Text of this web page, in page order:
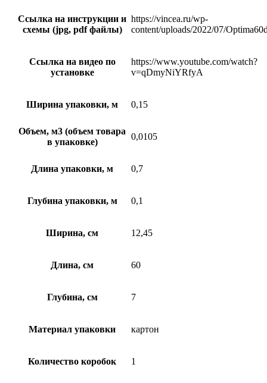
Ссылка на инструкции и
схемы (jpg, pdf файлы)
https://vincea.ru/wp-
content/uploads/2022/07/
Ссылка на видео по
установке
https://www.youtube.com/watch?
v=qDmyNiYRfyA
Ширина упаковки, м 0,15
Объем, м3 (объем товара
в упаковке)
0,0105
Длина упаковки, м 0,7
Глубина упаковки, м 0,1
Ширина, см 12,45
Длина, см 60
Глубина, см 7
Материал упаковки картон
Количество коробок 1